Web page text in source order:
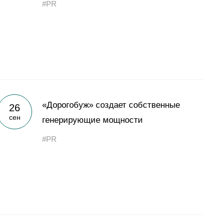
#PR
26
сен
«Дорогобуж» создает собственные
генерирующие мощности
#PR